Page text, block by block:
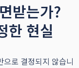
받는가?
한 현실
로 결정되지 않습니